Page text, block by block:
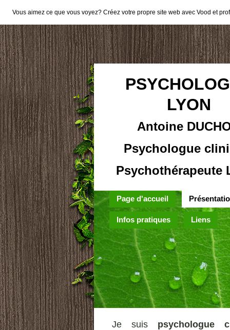
LYON
Antoine
Psychologue
Psychothérapeute
Page d'accueil
Infos pratiques Liens
Je suis psychologue
Vous aimez ce que vous voyez? Créez votre propre site web avec Vood et